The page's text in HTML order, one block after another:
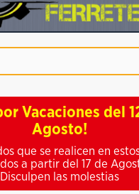
Vacaciones del
Agosto!
que se realicen en
a partir del 17 de
Disculpen las molestias